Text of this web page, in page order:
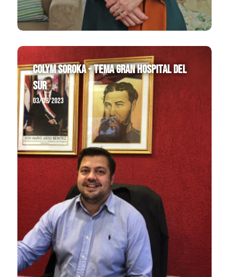
COLYM SOROKA - TEMA GRAN HOSPITAL DEL
SUR
03/08/2023